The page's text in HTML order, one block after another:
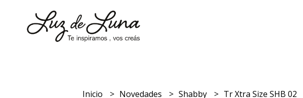
Inicio Novedades Shabby Tr Xtra Size SHB 02